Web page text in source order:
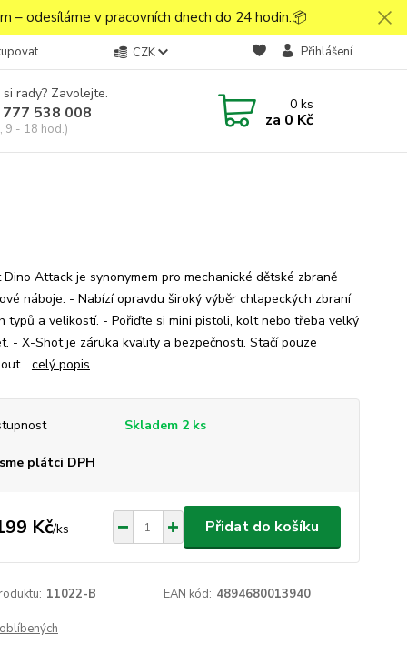
– odesíláme v pracovních dnech do 24 hodin.📦
CZK Přihlášení
rady? Zavolejte.
538 008
9 - 18 hod.)
0ks
za 0 Kč
Attack je synonymem pro mechanické dětské zbraně
náboje. - Nabízí opravdu široký výběr chlapeckých zbraní
typů a velikostí. - Pořiďte si mini pistoli, kolt nebo třeba velký
- X-Shot je záruka kvality a bezpečnosti. Stačí pouze
celý popis
Skladem 2 ks
plátci DPH
Kč/ks Přidat do košíku
11022-B EAN kód: 4894680013940